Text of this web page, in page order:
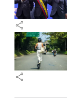
share
share